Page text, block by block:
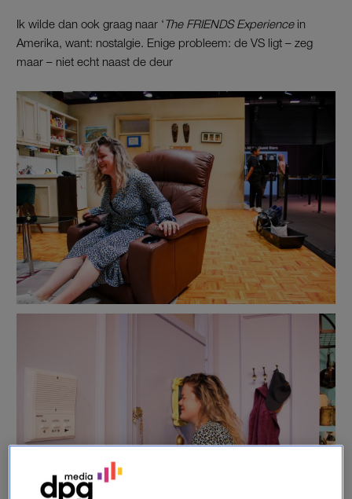
Ik wilde dan ook graag naar ‘The FRIENDS Experiencein
Amerika, want: nostalgie. Enige probleem: de VS ligt – zeg
maar – niet echt naast de deur